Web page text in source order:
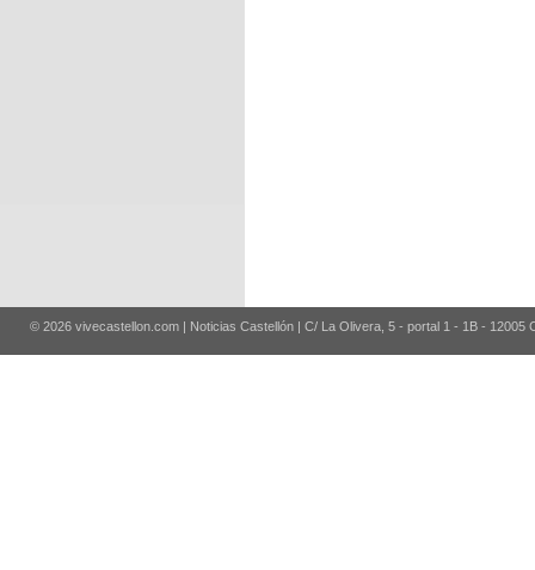
© 2026 vivecastellon.com | Noticias Castellón | C/ La Olivera, 5 - portal 1 - 1B - 12005